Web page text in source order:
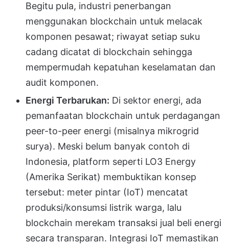
Begitu pula, industri penerbangan
menggunakan blockchain untuk melacak
komponen pesawat; riwayat setiap suku
cadang dicatat di blockchain sehingga
mempermudah kepatuhan keselamatan dan
audit komponen.
Energi Terbarukan: Di sektor energi, ada
pemanfaatan blockchain untuk perdagangan
peer-to-peer energi (misalnya mikrogrid
surya). Meski belum banyak contoh di
Indonesia, platform seperti LO3 Energy
(Amerika Serikat) membuktikan konsep
tersebut: meter pintar (IoT) mencatat
produksi/konsumsi listrik warga, lalu
blockchain merekam transaksi jual beli energi
secara transparan. Integrasi IoT memastikan